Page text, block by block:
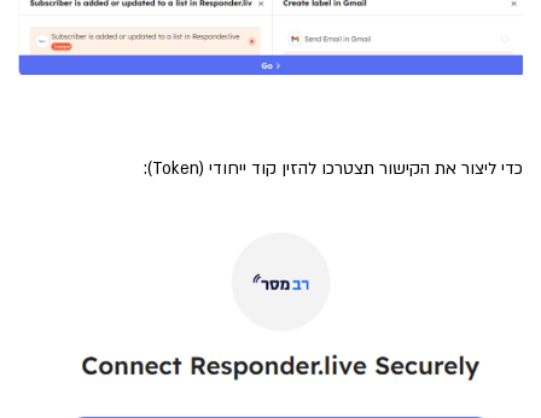
כדי ליצור את הקישור תצטרכו להזין קוד ייחודי (Token):